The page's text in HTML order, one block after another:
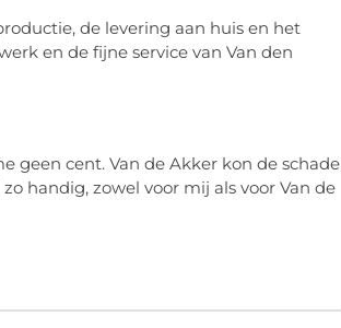
de levering aan huis en het
en de fijne service van Van den
geen cent. Van de Akker kon de schade
handig, zowel voor mij als voor Van de